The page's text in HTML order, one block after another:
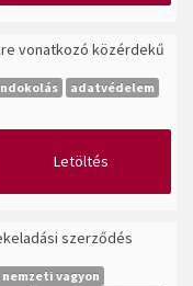
vonatkozó közérdekű
adatvédelem
Letöltés
szerződés
nemzeti vagyon